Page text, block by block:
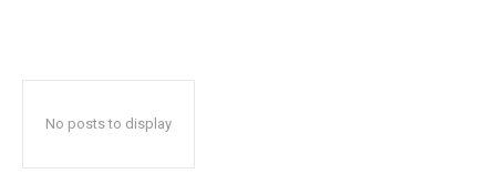
No posts to display